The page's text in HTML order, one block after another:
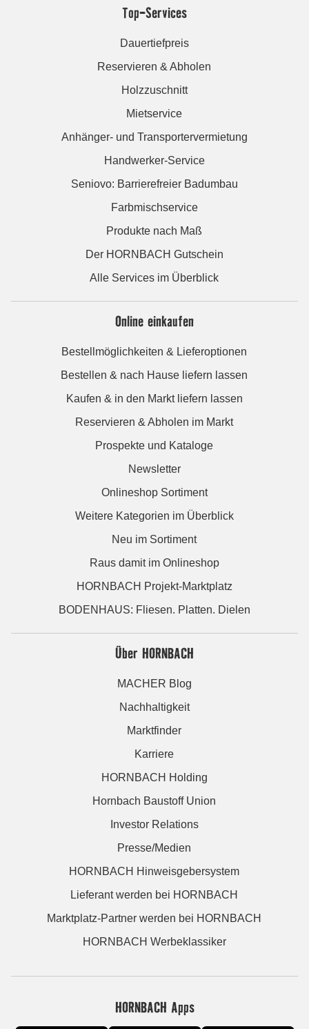
Top-Services
Dauertiefpreis
Reservieren & Abholen
Holzzuschnitt
Mietservice
Anhänger- und Transportervermietung
Handwerker-Service
Seniovo: Barrierefreier Badumbau
Farbmischservice
Produkte nach Maß
Der HORNBACH Gutschein
Alle Services im Überblick
Online einkaufen
Bestellmöglichkeiten & Lieferoptionen
Bestellen & nach Hause liefern lassen
Kaufen & in den Markt liefern lassen
Reservieren & Abholen im Markt
Prospekte und Kataloge
Newsletter
Onlineshop Sortiment
Weitere Kategorien im Überblick
Neu im Sortiment
Raus damit im Onlineshop
HORNBACH Projekt-Marktplatz
BODENHAUS: Fliesen. Platten. Dielen
Über HORNBACH
MACHER Blog
Nachhaltigkeit
Marktfinder
Karriere
HORNBACH Holding
Hornbach Baustoff Union
Investor Relations
Presse/Medien
HORNBACH Hinweisgebersystem
Lieferant werden bei HORNBACH
Marktplatz-Partner werden bei HORNBACH
HORNBACH Werbeklassiker
HORNBACH Apps